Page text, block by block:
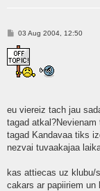
P
s
t
03 Aug 2004, 12:50
eu viereiz tach jau
tagad
tagad Kandavaa tiks
nezvai tuvaakajaa
kas attiecas uz klubu/
cakars ar papiiriem un